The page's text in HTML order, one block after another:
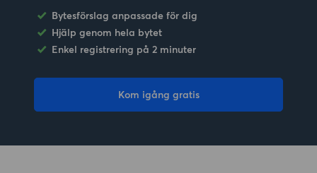
Bytesförslag anpassade för dig
Hjälp genom hela bytet
Enkel registrering på 2 minuter
Kom igång gratis